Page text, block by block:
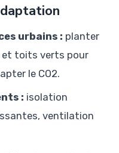
urbains : planter
et toits verts pour
le CO2.
: isolation
ventilation